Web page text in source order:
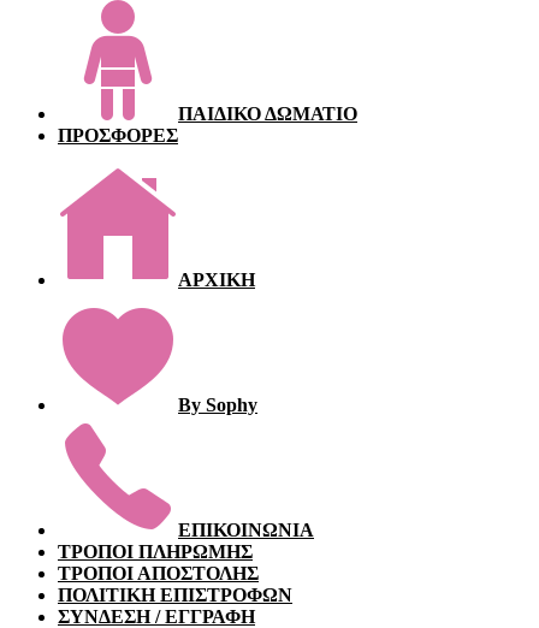
ΠΑΙΔΙΚΟ ΔΩΜΑΤΙΟ
ΠΡΟΣΦΟΡΕΣ
ΑΡΧΙΚΗ
By Sophy
ΕΠΙΚΟΙΝΩΝΙΑ
ΤΡΟΠΟΙ ΠΛΗΡΩΜΗΣ
ΤΡΟΠΟΙ ΑΠΟΣΤΟΛΗΣ
ΠΟΛΙΤΙΚΗ ΕΠΙΣΤΡΟΦΩΝ
ΣΥΝΔΕΣΗ / ΕΓΓΡΑΦΗ